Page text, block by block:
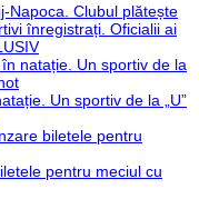
Napoca. Clubul plătește
înregistrați. Oficialii ai
natație. Un sportiv de la
Un sportiv de la „U”
biletele pentru
pentru meciul cu